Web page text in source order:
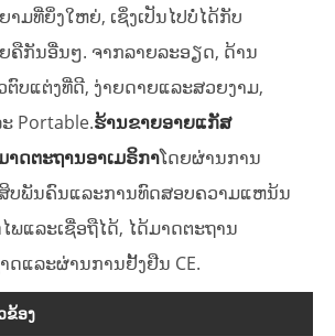
ມທີ່ຍິ່ງໃຫຍ່, ເຊິ່ງເປັນໄປບໍ່ໄດ້ກັບ
ຄືກັນອື່ນໆ. ຈາກລາຍລະອຽດ, ດ້ານ
ບແຕ່ງທີ່ດີ, ງ່າຍດາຍແລະສວຍງາມ,
Portable.ຮ້ານຂາຍອາຍແກັສ
າດຕະຖານອາເມຣິກາໂດຍຜ່ານການ
ບພັນຄົນແລະການທົດສອບຄວາມແຫນ້ນ
ພແລະເຊື່ອຖືໄດ້, ໄດ້ມາດຕະຖານ
ແລະຜ່ານການຢັ້ງຢືນ CE.
ຂ້ອງ